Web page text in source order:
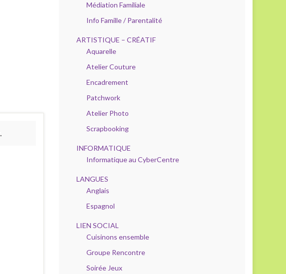
Médiation Familiale
Info Famille / Parentalité
ARTISTIQUE – CRÉATIF
Aquarelle
Atelier Couture
Encadrement
Patchwork
Atelier Photo
Scrapbooking
INFORMATIQUE
Informatique au CyberCentre
LANGUES
Anglais
Espagnol
LIEN SOCIAL
Cuisinons ensemble
Groupe Rencontre
Soirée Jeux